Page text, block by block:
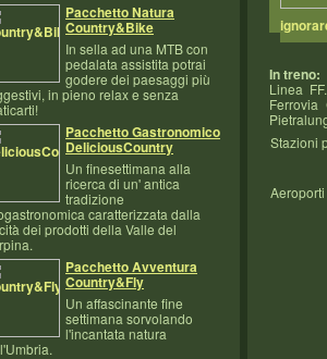
Pacchetto Natura
Country&Bike
In sella ad una MTB con
pedalata assistita potrai
godere dei paesaggi più
in pieno relax e senza
Pacchetto Gastronomico
DeliciousCountry
Un finesettimana alla
ricerca di un' antica
tradizione
caratterizzata dalla
dei prodotti della Valle del
Pacchetto Avventura
Country&Fly
Un affascinante fine
settimana sorvolando
l'incantata natura
In treno:
Linea
Stazioni